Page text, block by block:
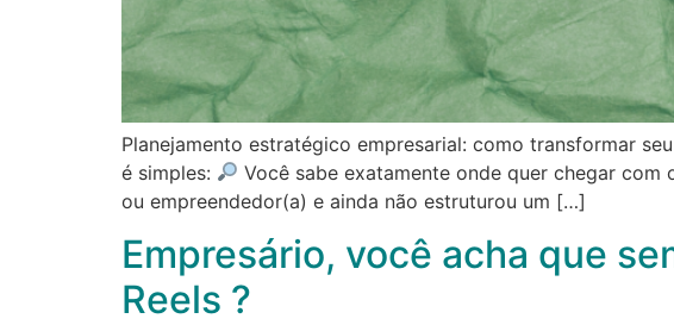
Planejamento estratégico empresarial: como transformar
é simples:
Você sabe exatamente onde quer chegar
ou empreendedor(a) e ainda não estruturou um […]
Empresário, você acha que
Reels ?